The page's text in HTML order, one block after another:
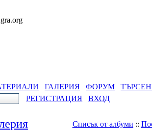
ГАЛЕРИЯ ФОРУМ
РЕГИСТРАЦИЯ
ВХОД
Списък от албуми ::